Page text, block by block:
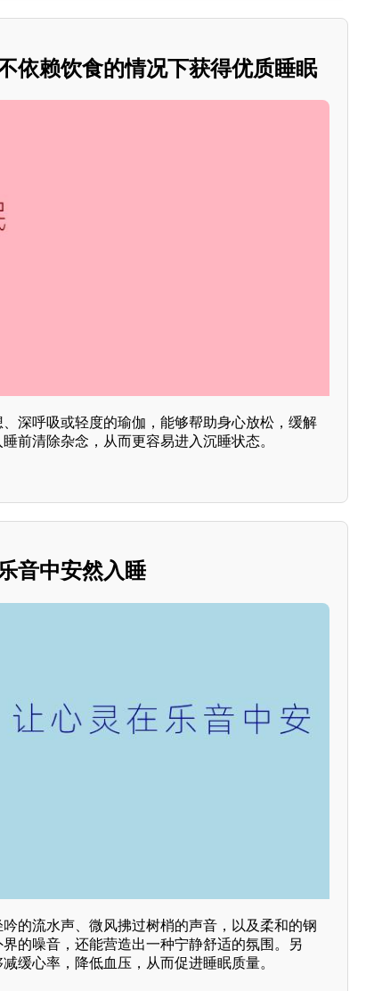
依赖饮食的情况下获得优质睡眠
深呼吸或轻度的瑜伽，能够帮助身心放松，缓解
前清除杂念，从而更容易进入沉睡状态。
音中安然入睡
的流水声、微风拂过树梢的声音，以及柔和的钢
的噪音，还能营造出一种宁静舒适的氛围。另
缓心率，降低血压，从而促进睡眠质量。